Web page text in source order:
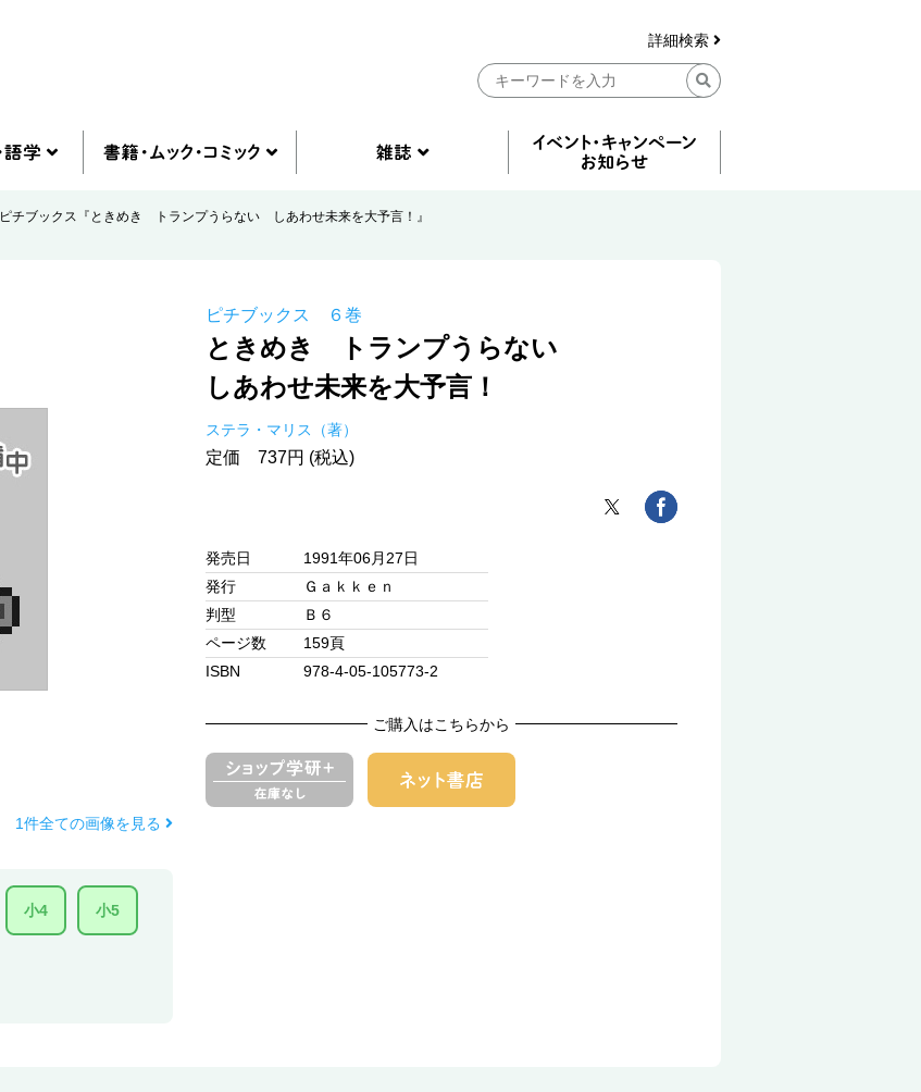
詳細検索
ピチブックス『ときめき トランプうらない しあわせ未来を大予言！』
1件全ての画像を見る
小4 小5
ピチブックス ６巻
ときめき トランプうらない
しあわせ未来を大予言！
ステラ・マリス（著）
定価 737円 (税込)
発売日
1991年06月27日
発行
Ｇａｋｋｅｎ
判型
Ｂ６
ページ数
159頁
ISBN
978-4-05-105773-2
ご購入はこちらから